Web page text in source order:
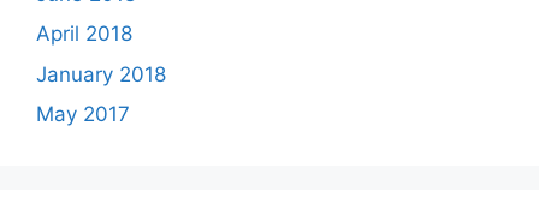
April 2018
January 2018
May 2017